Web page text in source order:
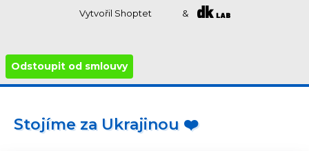
Vytvořil Shoptet &
Odstoupit od smlouvy
Stojíme za Ukrajinou ❤️